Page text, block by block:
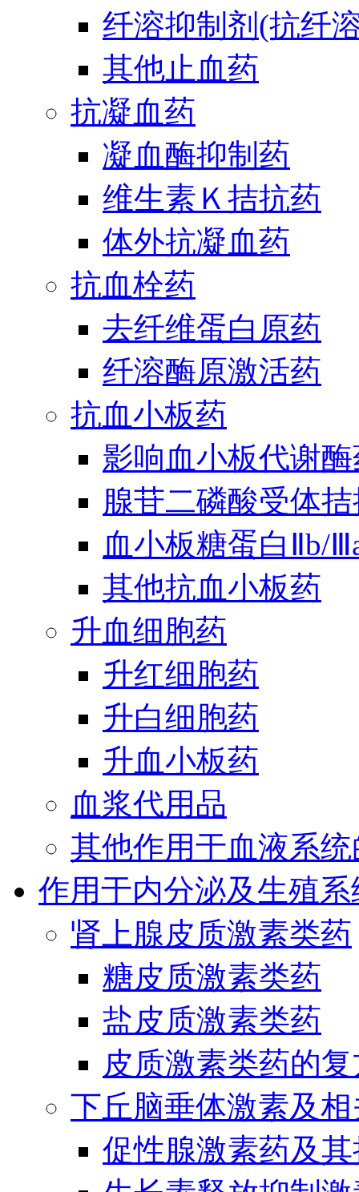
纤溶抑制剂(抗纤
其他止血药
抗凝血药
凝血酶抑制药
维生素Ｋ拮抗药
体外抗凝血药
抗血栓药
去纤维蛋白原药
纤溶酶原激活药
抗血小板药
影响血小板代谢
腺苷二磷酸受体
血小板糖蛋白Ⅱb/
其他抗血小板药
升血细胞药
升红细胞药
升白细胞药
升血小板药
血浆代用品
其他作用于血液系
作用于内分泌及生殖
肾上腺皮质激素类药
糖皮质激素类药
盐皮质激素类药
皮质激素类药的
下丘脑垂体激素及
促性腺激素药及